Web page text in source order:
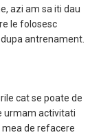
azi am sa iti dau
le folosesc
antrenament.
cat se poate de
urmam activitati
de refacere